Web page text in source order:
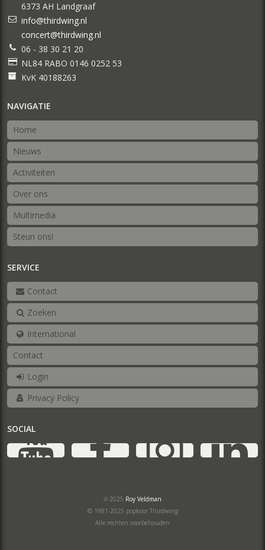
6373 AH Landgraaf
info@thirdwing.nl
concert@thirdwing.nl
06 - 38 30 21 20
NL84 RABO 0146 0252 53
KvK 40188263
NAVIGATIE
Home
Nieuws
Activiteiten
Over ons
Multimedia
Steun ons!
SERVICE
Contact
Zoeken
International
Contact
Login
Privacy Policy
SOCIAL
YouTube
℗ 2025 Roy Veldman
© 1981-2025 popkoor Thirdwing
Alle rechten voorbehouden